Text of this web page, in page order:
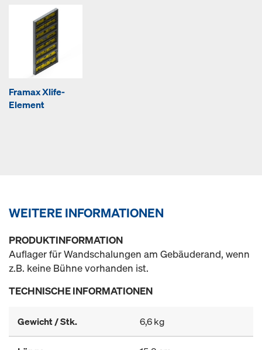
Framax Xlife-
Element
WEITERE INFORMATIONEN
PRODUKTINFORMATION
Auflager für Wandschalungen am Gebäuderand, wenn
z.B. keine Bühne vorhanden ist.
TECHNISCHE INFORMATIONEN
Gewicht / Stk. 6,6 kg